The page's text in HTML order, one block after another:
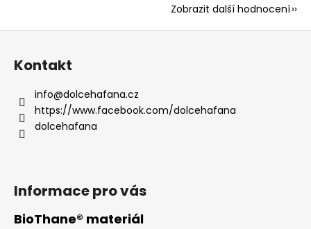
Zobrazit další hodnocení
Kontakt
info@dolcehafana.cz
https://www.facebook.com/dolcehafana
dolcehafana
Informace pro vás
BioThane® materiál